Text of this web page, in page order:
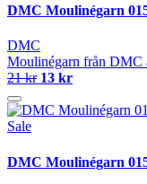
DMC Moulinégarn
DMC
Moulinégarn från DMC
21 kr 13 kr
Sale
DMC Moulinégarn